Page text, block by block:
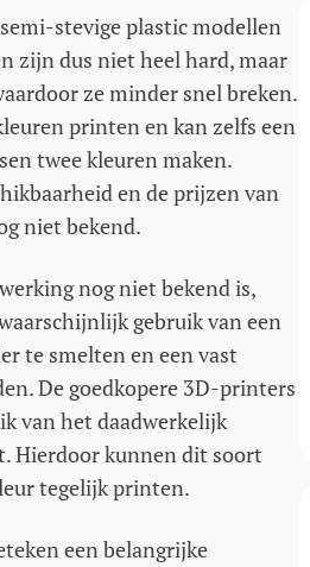
stevige plastic modellen
zijn dus niet heel hard, maar
ze minder snel breken.
printen en kan zelfs een
twee kleuren maken.
en de prijzen van
niet bekend.
nog niet bekend is,
gebruik van een
te smelten en een vast
De goedkopere 3D-printers
van het daadwerkelijk
Hierdoor kunnen dit soort
tegelijk printen.
een belangrijke